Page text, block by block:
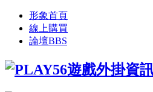
形象首頁
線上購買
論壇BBS